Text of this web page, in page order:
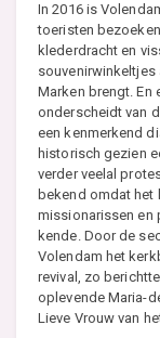
In 2016 is
toeristen
klederdracht en
souvenirwinkeltjes
Marken brengt. En
onderscheidt van
een kenmerkend
historisch gezien
verder veelal
bekend omdat het
missionarissen en
kende. Door de
Volendam het
revival, zo
oplevende Maria-
Lieve Vrouw van